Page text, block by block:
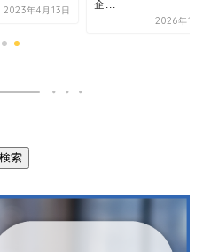
2023年4月13日
企...
2026年1
検索